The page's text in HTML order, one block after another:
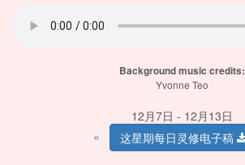
Background music credits:
Yvonne Teo
12月7日 - 12月13日
«
这星期每日灵修电子稿